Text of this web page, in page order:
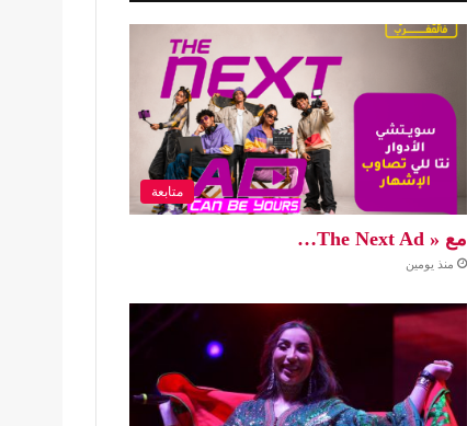
متابعة
مع « The Next Ad…
منذ يومين